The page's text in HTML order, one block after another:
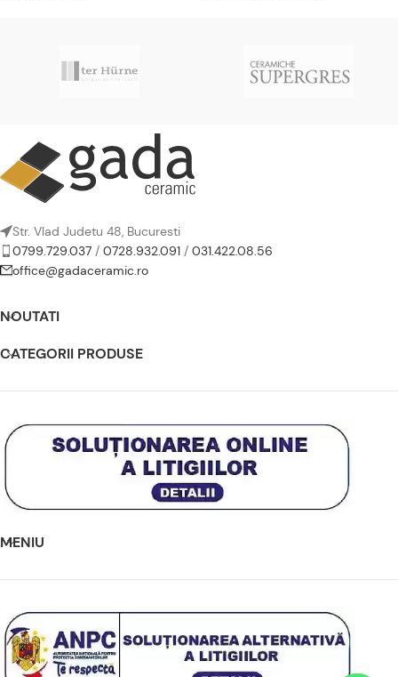
Str. Vlad Judetu 48, Bucuresti
0799.729.037 / 0728.932.091 / 031.422.08.56
office@gadaceramic.ro
NOUTATI
CATEGORII PRODUSE
MENIU